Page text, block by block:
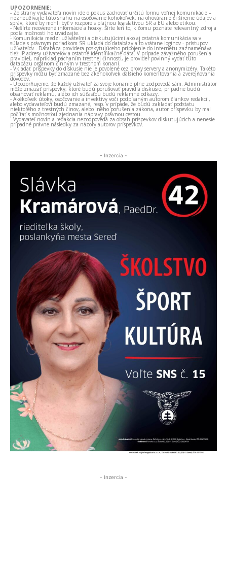
UPOZORNENIE:
- Zo strany vydavateľa novín ide o pokus zachovať určitú formu voľnej komunikácie –
nezneužívajte túto snahu na osočovanie kohokoľvek, na ohováranie či šírenie údajov a
správ, ktoré by mohli byť v rozpore s platnou legislatívou SR a EÚ alebo etikou.
- Nešírte neoverené informácie a hoaxy. Šírte len to, k čomu poznáte relevantný zdroj a
podľa možnosti ho uvádzajte.
- Komunikácia medzi užívateľmi a diskutujúcimi ako aj ostatná komunikácia sa v
súlade s právnym poriadkom SR ukladá do databázy a to vrátane loginov - prístupov
užívateľov . Databáza providera poskytujúceho pripojenie do internetu zaznamenáva
tiež IP adresy užívateľov a ostatné identifikačné dáta. V prípade závažného porušenia
pravidiel, napríklad páchaním trestnej činnosti, je provider povinný vydať túto
databázu orgánom činným v trestnom konaní.
- Vkladať príspevky do diskusie nie je povolené cez proxy servery a anonymizéry. Takéto
príspevky môžu byť zmazané bez akéhokoľvek ďalšieho komentovania a zverejňovania
dôvodov.
- Upozorňujeme, že každý užívateľ za svoje konanie plne zodpovedá sám. Administrátor
môže zmazať príspevky, ktoré budú porušovať pravidlá diskusie, prípadne budú
obsahovať reklamu, alebo ich súčasťou budú reklamné odkazy.
- Akékoľvek útoky, osočovanie a invektívy voči podpísaným autorom článkov redakcii,
alebo vydavateľovi budú zmazané, resp. v prípade, že budú zakladať podstatu
niektorého z trestných činov, alebo iného porušenia zákona, autor príspevku by mal
počítať s možnosťou zjednania nápravy právnou cestou.
- Vydavateľ novín a redakcia nezodpovedá za obsah príspevkov diskutujúcich a nenesie
prípadné právne následky za názory autorov príspevkov.
- Inzercia -
- Inzercia -